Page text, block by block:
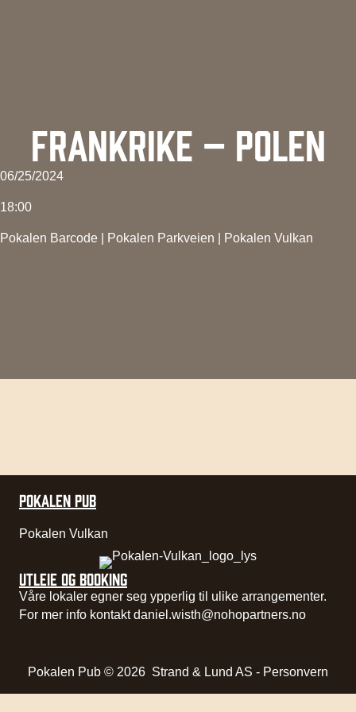
FRANKRIKE – POLEN
06/25/2024
18:00
Pokalen Barcode Pokalen Parkveien Pokalen Vulkan
POKALEN PUB
Pokalen Vulkan
UTLEIE OG BOOKING
Våre lokaler egner seg ypperlig til ulike arrangementer.
For mer info kontaktdaniel.wisth@nohopartners.no
Pokalen Pub © 2026 Strand & Lund AS - Personvern